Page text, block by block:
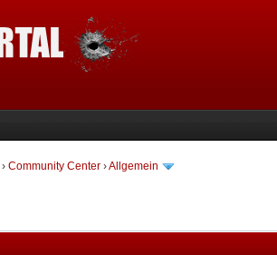
›Community Center ›Allgemein